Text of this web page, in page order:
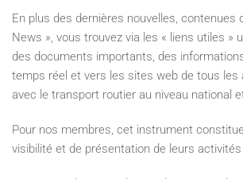
En plus des dernières nouvelles, contenues
News », vous trouvez via les « liens utiles »
des documents importants, des
temps réel et vers les sites web de tous les
avec le transport routier au niveau national
Pour nos membres, cet instrument
visibilité et de présentation de leurs